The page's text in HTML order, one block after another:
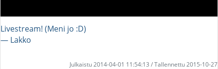
Livestream! (Meni jo :D)
― Lakko
Julkaistu 2014-04-01 11:54:13 / Tallennettu 2015-10-27